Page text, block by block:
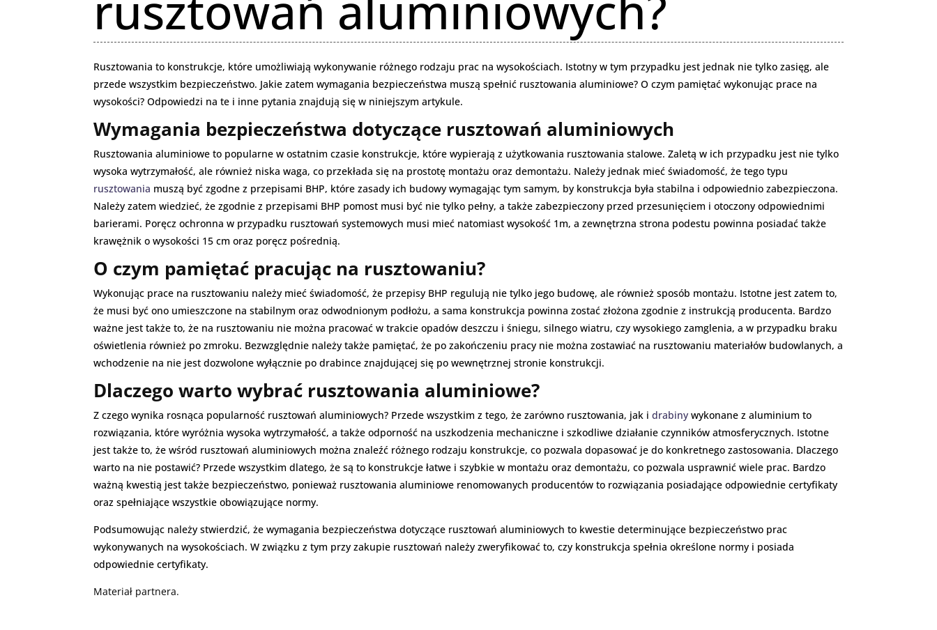
Rusztowania to konstrukcje, które umożliwiają wykonywanie różnego rodzaju prac na wysokościach. Istotny w tym przypadku jest jednak nie tylko zasięg, ale
przede wszystkim bezpieczeństwo. Jakie zatem wymagania bezpieczeństwa muszą spełnić rusztowania aluminiowe? O czym pamiętać wykonując prace na
wysokości? Odpowiedzi na te i inne pytania znajdują się w niniejszym artykule.
Wymagania bezpieczeństwa dotyczące rusztowań aluminiowych
Rusztowania aluminiowe to popularne w ostatnim czasie konstrukcje, które wypierają z użytkowania rusztowania stalowe. Zaletą w ich przypadku jest nie tylko
wysoka wytrzymałość, ale również niska waga, co przekłada się na prostotę montażu oraz demontażu. Należy jednak mieć świadomość, że tego typu
rusztowania muszą być zgodne z przepisami BHP, które zasady ich budowy wymagając tym samym, by konstrukcja była stabilna i odpowiednio zabezpieczona.
Należy zatem wiedzieć, że zgodnie z przepisami BHP pomost musi być nie tylko pełny, a także zabezpieczony przed przesunięciem i otoczony odpowiednimi
barierami. Poręcz ochronna w przypadku rusztowań systemowych musi mieć natomiast wysokość 1m, a zewnętrzna strona podestu powinna posiadać także
krawężnik o wysokości 15 cm oraz poręcz pośrednią.
O czym pamiętać pracując na rusztowaniu?
Wykonując prace na rusztowaniu należy mieć świadomość, że przepisy BHP regulują nie tylko jego budowę, ale również sposób montażu. Istotne jest zatem to,
że musi być ono umieszczone na stabilnym oraz odwodnionym podłożu, a sama konstrukcja powinna zostać złożona zgodnie z instrukcją producenta. Bardzo
ważne jest także to, że na rusztowaniu nie można pracować w trakcie opadów deszczu i śniegu, silnego wiatru, czy wysokiego zamglenia, a w przypadku braku
oświetlenia również po zmroku. Bezwzględnie należy także pamiętać, że po zakończeniu pracy nie można zostawiać na rusztowaniu materiałów budowlanych, a
wchodzenie na nie jest dozwolone wyłącznie po drabince znajdującej się po wewnętrznej stronie konstrukcji.
Dlaczego warto wybrać rusztowania aluminiowe?
Z czego wynika rosnąca popularność rusztowań aluminiowych? Przede wszystkim z tego, że zarówno rusztowania, jak idrabiny wykonane z aluminium to
rozwiązania, które wyróżnia wysoka wytrzymałość, a także odporność na uszkodzenia mechaniczne i szkodliwe działanie czynników atmosferycznych. Istotne
jest także to, że wśród rusztowań aluminiowych można znaleźć różnego rodzaju konstrukcje, co pozwala dopasować je do konkretnego zastosowania. Dlaczego
warto na nie postawić? Przede wszystkim dlatego, że są to konstrukcje łatwe i szybkie w montażu oraz demontażu, co pozwala usprawnić wiele prac. Bardzo
ważną kwestią jest także bezpieczeństwo, ponieważ rusztowania aluminiowe renomowanych producentów to rozwiązania posiadające odpowiednie certyfikaty
oraz spełniające wszystkie obowiązujące normy.
Podsumowując należy stwierdzić, że wymagania bezpieczeństwa dotyczące rusztowań aluminiowych to kwestie determinujące bezpieczeństwo prac
wykonywanych na wysokościach. W związku z tym przy zakupie rusztowań należy zweryfikować to, czy konstrukcja spełnia określone normy i posiada
odpowiednie certyfikaty.
Materiał partnera.